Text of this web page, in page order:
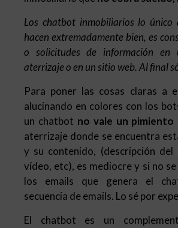
Los chatbot inmobiliarios lo único
hacen extremadamente bien, es
o solicitudes de información en
aterrizaje o en un sitio web. Al final
Para poner las cosas claras a
alucinando en colores con los
un chatbot no vale un pimiento
aterrizaje donde se encuentra
y su contenido, (descripción del
vídeo, etc), es mediocre y si no
los emails que genera el
secuencia de emails. Lo sé por
El chatbot es un